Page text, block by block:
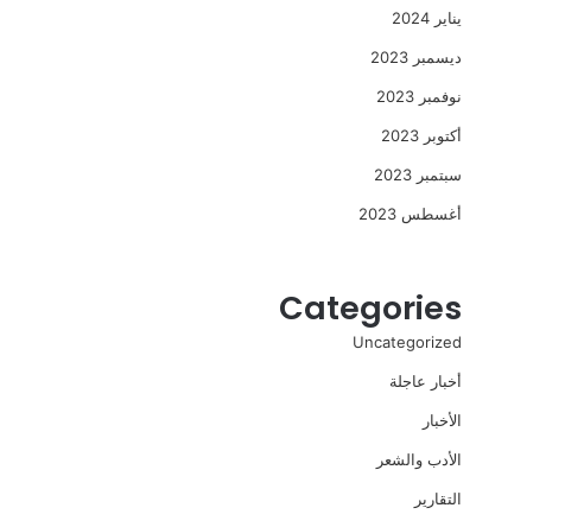
يناير 2024
ديسمبر 2023
نوفمبر 2023
أكتوبر 2023
سبتمبر 2023
أغسطس 2023
Categories
Uncategorized
أخبار عاجلة
الأخبار
الأدب والشعر
التقارير